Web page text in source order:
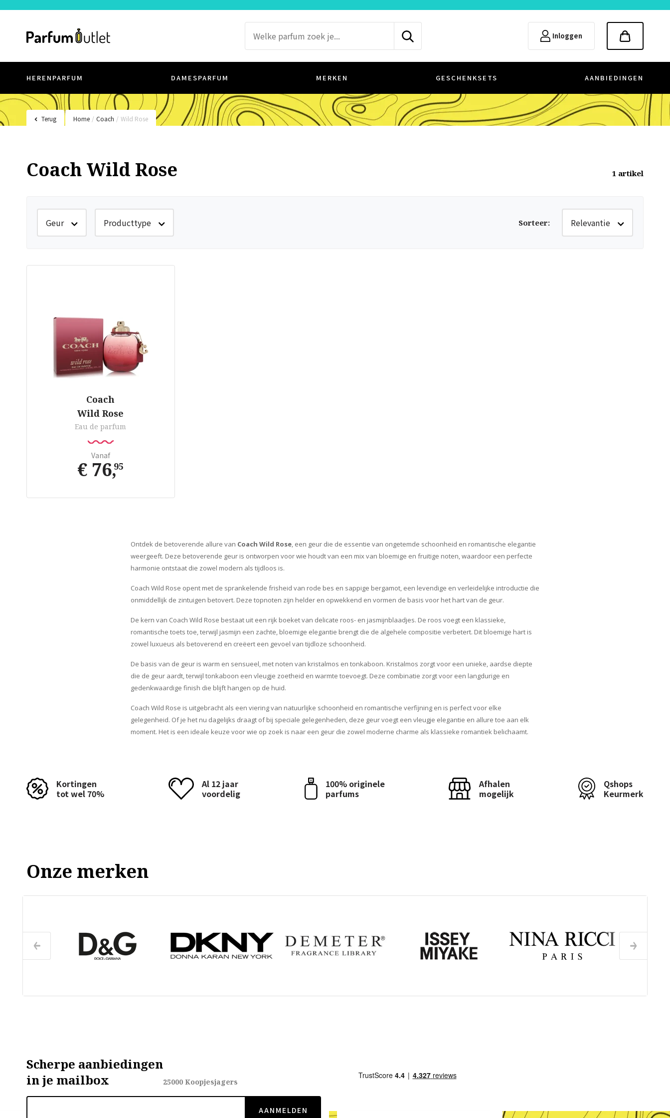
Inloggen
HERENPARFUM DAMESPARFUM MERKEN GESCHENKSETS AANBIEDINGEN
Terug Home / Coach / Wild Rose
Coach Wild Rose 1 artikel
Geur Producttype Sorteer: Relevantie
Coach
Wild Rose
Eau de parfum
Vanaf
€ 76,95
Ontdek de betoverende allure van Coach Wild Rose, een geur die de essentie van ongetemde schoonheid en romantische elegantie
weergeeft. Deze betoverende geur is ontworpen voor wie houdt van een mix van bloemige en fruitige noten, waardoor een perfecte
harmonie ontstaat die zowel modern als tijdloos is.
Coach Wild Rose opent met de sprankelende frisheid van rode bes en sappige bergamot, een levendige en verleidelijke introductie die
onmiddellijk de zintuigen betovert. Deze topnoten zijn helder en opwekkend en vormen de basis voor het hart van de geur.
De kern van Coach Wild Rose bestaat uit een rijk boeket van delicate roos- en jasmijnblaadjes. De roos voegt een klassieke,
romantische toets toe, terwijl jasmijn een zachte, bloemige elegantie brengt die de algehele compositie verbetert. Dit bloemige hart is
zowel luxueus als betoverend en creëert een gevoel van tijdloze schoonheid.
De basis van de geur is warm en sensueel, met noten van kristalmos en tonkaboon. Kristalmos zorgt voor een unieke, aardse diepte
die de geur aardt, terwijl tonkaboon een vleugje zoetheid en warmte toevoegt. Deze combinatie zorgt voor een langdurige en
gedenkwaardige finish die blijft hangen op de huid.
Coach Wild Rose is uitgebracht als een viering van natuurlijke schoonheid en romantische verfijning en is perfect voor elke
gelegenheid. Of je het nu dagelijks draagt of bij speciale gelegenheden, deze geur voegt een vleugje elegantie en allure toe aan elk
moment. Het is een ideale keuze voor wie op zoek is naar een geur die zowel moderne charme als klassieke romantiek belichaamt.
Kortingen
tot wel 70%
Al 12 jaar
voordelig
100% originele
parfums
Afhalen
mogelijk
Qshops
Keurmerk
Onze merken
Scherpe aanbiedingen
in je mailbox
25000 Koopjesjagers
AANMELDEN